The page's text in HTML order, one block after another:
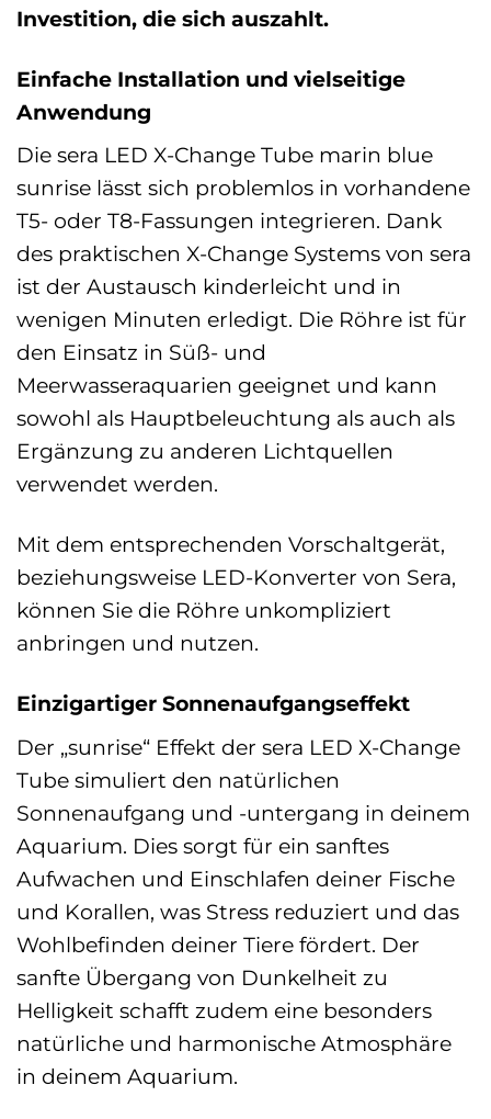
Investition, die sich auszahlt.
Einfache Installation und vielseitige
Anwendung
Die sera LED X-Change Tube marin blue
sunrise lässt sich problemlos in vorhandene
T5- oder T8-Fassungen integrieren. Dank
des praktischen X-Change Systems von sera
ist der Austausch kinderleicht und in
wenigen Minuten erledigt. Die Röhre ist für
den Einsatz in Süß- und
Meerwasseraquarien geeignet und kann
sowohl als Hauptbeleuchtung als auch als
Ergänzung zu anderen Lichtquellen
verwendet werden.
Mit dem entsprechenden Vorschaltgerät,
beziehungsweise LED-Konverter von Sera,
können Sie die Röhre unkompliziert
anbringen und nutzen.
Einzigartiger Sonnenaufgangseffekt
Der „sunrise“ Effekt der sera LED X-Change
Tube simuliert den natürlichen
Sonnenaufgang und -untergang in deinem
Aquarium. Dies sorgt für ein sanftes
Aufwachen und Einschlafen deiner Fische
und Korallen, was Stress reduziert und das
Wohlbefinden deiner Tiere fördert. Der
sanfte Übergang von Dunkelheit zu
Helligkeit schafft zudem eine besonders
natürliche und harmonische Atmosphäre
in deinem Aquarium.